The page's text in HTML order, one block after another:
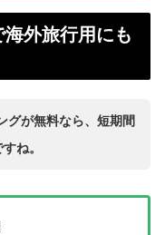
外旅行用にも
グが無料なら、短期間
ね。